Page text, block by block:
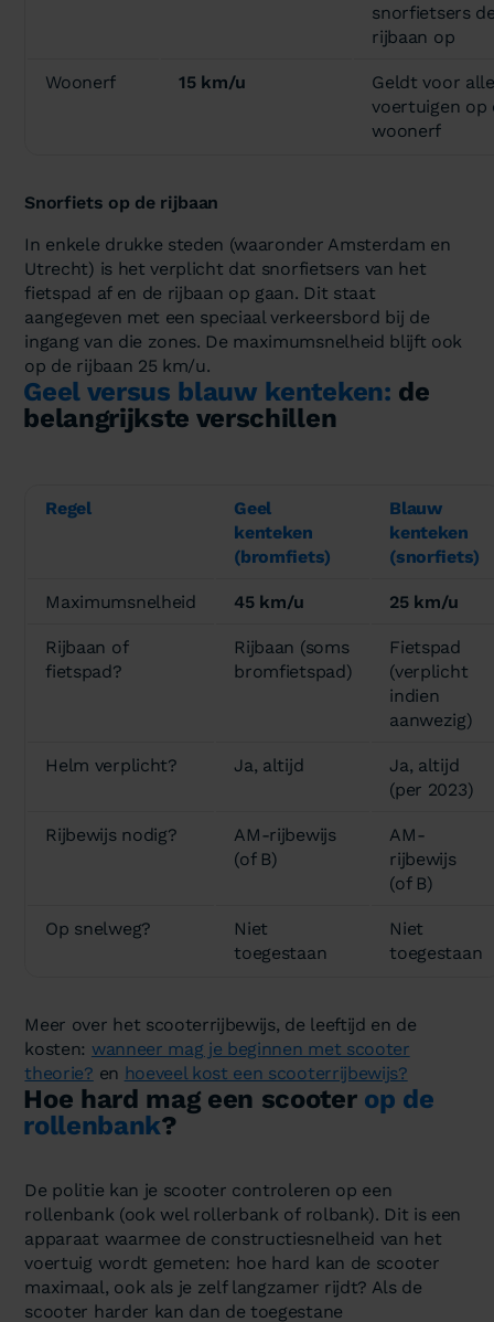
snorfietsers
rijbaan op
Woonerf 15 km/u
Geldt voor alle
voertuigen op
woonerf
Snorfiets op de rijbaan
In enkele drukke steden (waaronder Amsterdam en
Utrecht) is het verplicht dat snorfietsers van het
fietspad af en de rijbaan op gaan. Dit staat
aangegeven met een speciaal verkeersbord bij de
ingang van die zones. De maximumsnelheid blijft ook
op de rijbaan 25 km/u.
Geel versus blauw kenteken: de
belangrijkste verschillen
Regel
Geel
kenteken
(bromfiets)
Blauw
kenteken
(snorfiets)
Maximumsnelheid 45 km/u 25 km/u
Rijbaan of
fietspad?
Rijbaan (soms
bromfietspad)
Fietspad
(verplicht
indien
aanwezig)
Helm verplicht? Ja, altijd
Ja, altijd
(per 2023)
Rijbewijs nodig?
AM-rijbewijs
(of B)
AM-
rijbewijs
(of B)
Op snelweg?
Niet
toegestaan
Niet
toegestaan
Meer over het scooterrijbewijs, de leeftijd en de
kosten: wanneer mag je beginnen met scooter
theorie? en hoeveel kost een scooterrijbewijs?
Hoe hard mag een scooter op de
rollenbank?
De politie kan je scooter controleren op een
rollenbank (ook wel rollerbank of rolbank). Dit is een
apparaat waarmee de constructiesnelheid van het
voertuig wordt gemeten: hoe hard kan de scooter
maximaal, ook als je zelf langzamer rijdt? Als de
scooter harder kan dan de toegestane